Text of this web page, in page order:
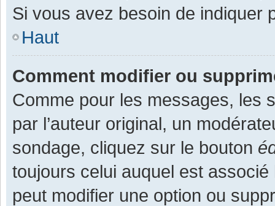
Si vous avez besoin de indiquer
Haut
Comment modifier ou
Comme pour les messages, les
par l’auteur original, un
sondage, cliquez sur le bouton
toujours celui auquel est associé
peut modifier une option ou